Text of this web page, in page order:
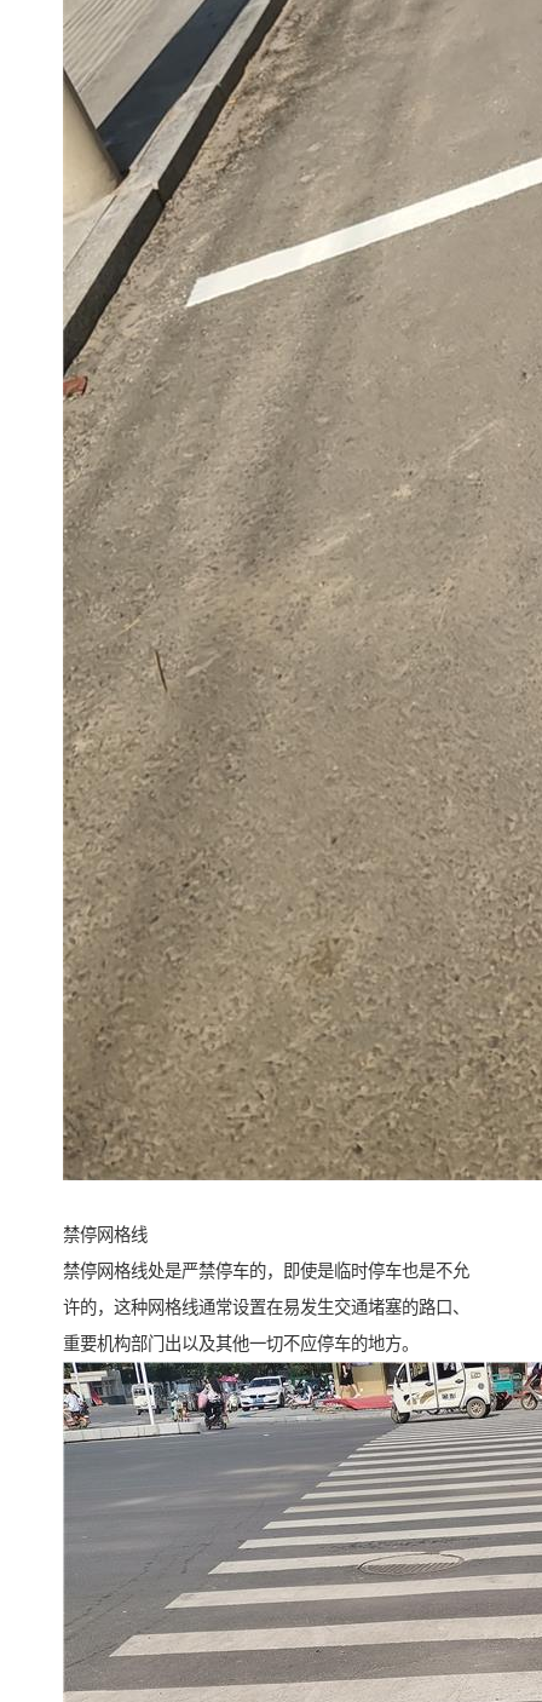
禁停网格线
禁停网格线处是严禁停车的，即使是临时停车也是不允
许的，这种网格线通常设置在易发生交通堵塞的路口、
重要机构部门出以及其他一切不应停车的地方。